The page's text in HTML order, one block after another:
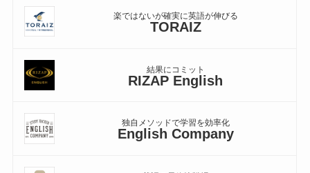
楽ではないが確実に英語が伸びる
TORAIZ
結果にコミット
RIZAP English
独自メソッドで学習を効率化
English Company